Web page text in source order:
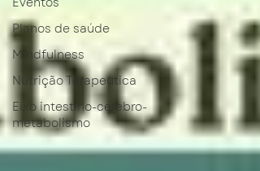
Planos de saúde
Mindfulness
Nutrição Terapeutica
Eixo intestino-cérebro-
metabolismo